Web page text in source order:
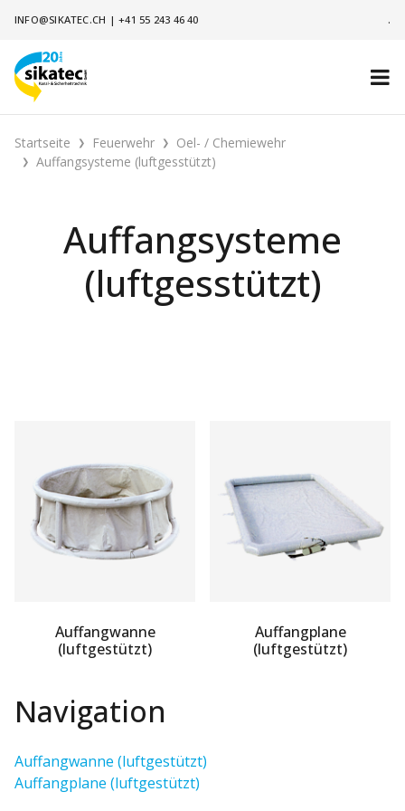
INFO@SIKATEC.CH |+41 55 243 46 40 .
Startseite Feuerwehr
Oel- / Chemiewehr
Auffangsysteme (luftgesstützt)
Auffangsysteme
(luftgesstützt)
Navigation
Auffangwanne (luftgestützt)
Auffangplane (luftgestützt)
Auffangwanne
(luftgestützt)
Auffangplane
(luftgestützt)